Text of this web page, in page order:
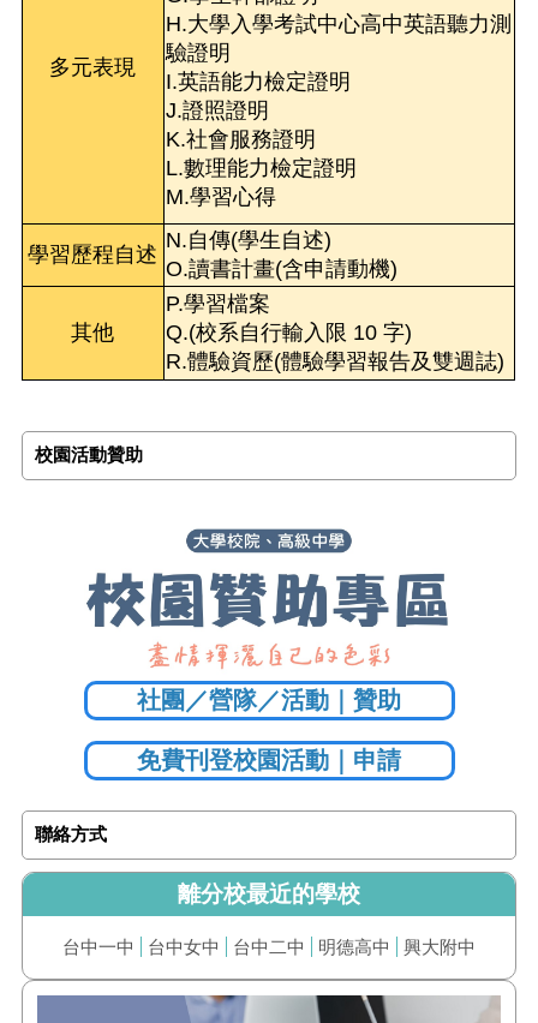
多元表現
H.大學入學考試中心高中英語聽力測
驗證明
I.英語能力檢定證明
J.證照證明
K.社會服務證明
L.數理能力檢定證明
M.學習心得
學習歷程自述
N.自傳(學生自述)
O.讀書計畫(含申請動機)
其他
P.學習檔案
Q.(校系自行輸入限 10 字)
R.體驗資歷(體驗學習報告及雙週誌)
校園活動贊助
社團／營隊／活動｜贊助
免費刊登校園活動｜申請
聯絡方式
離分校最近的學校
台中一中 台中女中 台中二中 明德高中 興大附中